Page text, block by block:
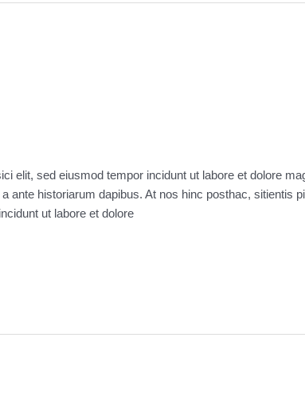
elit, sed eiusmod tempor incidunt ut labore et dolore
ante historiarum dapibus. At nos hinc posthac, sitientis
ut labore et dolore